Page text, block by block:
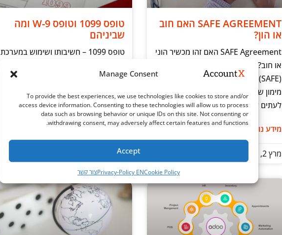
Manage Consent
To provide the best experiences, we use technologies like cookies to store and/or
access device information. Consenting to these technologies will allow us to process
data such as browsing behavior or unique IDs on this site. Not consenting or
withdrawing consent, may adversely affect certain features and functions.
Accept
Cookie Policy
Privacy-Policy ENצור קשר
SAFE AGREEMENT האם חוב
או הון?
SAFE Agreement האם זהו מכשיר הוני
Future Equity (SAFE) הינו מכשיר
מימון שסטארט-אפים משתמשים בו
לעתים קרובות כדי לגייס הון בשלבים
מידע נוסף »
מרץ 2, 2024
טופס 1099 וטופס W-9 ומה
שביניהם
טופס 1099 – חשיבותו ושימוש במערכת
האמריקאית, טופס 1099 משחק תפקיד
חיוני בדיווח וניהול הכנסות שאינן משכר.
הטופס משמש ככלי דיווח
מידע נוסף »
ינואר 24, 2024